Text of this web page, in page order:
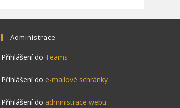
Administrace
Přihlášení do Teams
Přihlášení do e-mailové schránky
Přihlášení do administrace webu